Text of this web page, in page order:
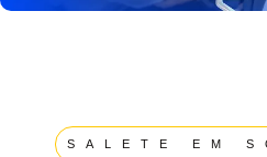
SALETE EM